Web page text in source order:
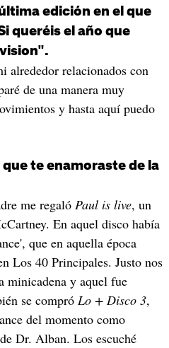
edición en el que
queréis el año que
alrededor relacionados con
de una manera muy
y hasta aquí puedo
te enamoraste de la
me regaló Paul is live, un
En aquel disco había
que en aquella época
Los 40 Principales. Justo nos
minicadena y aquel fue
se compró Lo + Disco 3,
del momento como
Dr. Alban. Los escuché